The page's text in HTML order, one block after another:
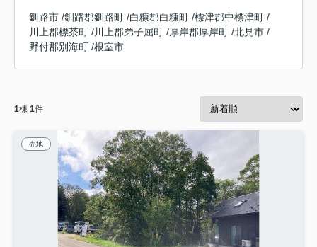
釧路市 /釧路郡釧路町 /白糠郡白糠町 /標津郡中標津町 /
川上郡標茶町 /川上郡弟子屈町 /厚岸郡厚岸町 /北見市 /
野付郡別海町 /根室市
1棟 1件
売地